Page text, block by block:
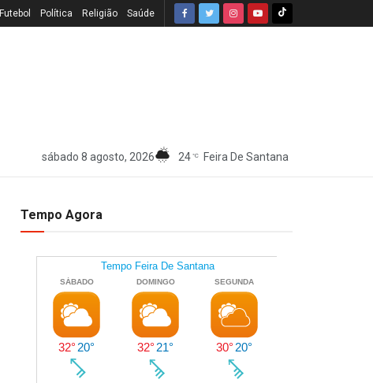
Futebol Política Religião Saúde
sábado 8 agosto, 2026 24 °C Feira De Santana
Tempo Agora